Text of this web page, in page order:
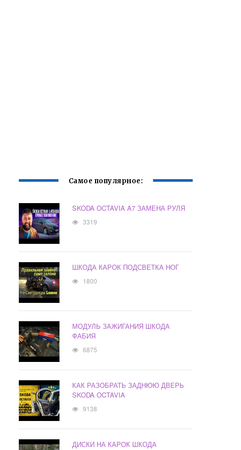
Самое популярное:
SKODA OCTAVIA A7 ЗАМЕНА РУЛЯ
3319
ШКОДА КАРОК ПОДСВЕТКА НОГ
1800
МОДУЛЬ ЗАЖИГАНИЯ ШКОДА
ФАБИЯ
6875
КАК РАЗОБРАТЬ ЗАДНЮЮ ДВЕРЬ
SKODA OCTAVIA
9138
ДИСКИ НА КАРОК ШКОДА